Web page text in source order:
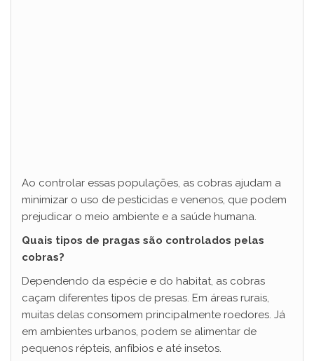
Ao controlar essas populações, as cobras ajudam a
minimizar o uso de pesticidas e venenos, que podem
prejudicar o meio ambiente e a saúde humana.
Quais tipos de pragas são controlados pelas
cobras?
Dependendo da espécie e do habitat, as cobras
caçam diferentes tipos de presas. Em áreas rurais,
muitas delas consomem principalmente roedores. Já
em ambientes urbanos, podem se alimentar de
pequenos répteis, anfíbios e até insetos.